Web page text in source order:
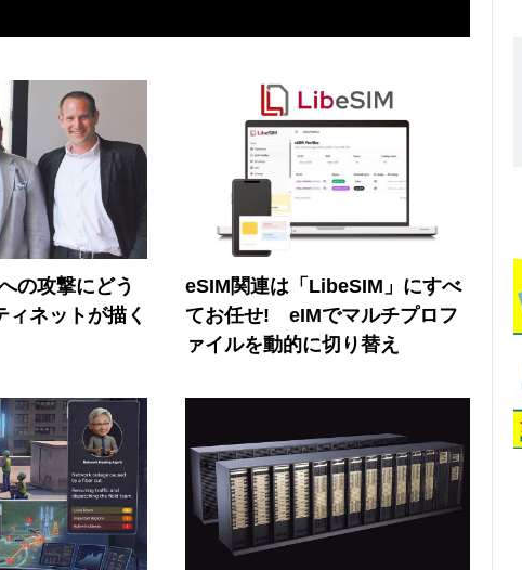
の攻撃にどう
ネットが描く
eSIM関連は「LibeSIM」にすべ
てお任せ! eIMでマルチプロフ
ァイルを動的に切り替え